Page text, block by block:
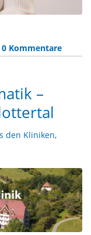
0 Kommentare
–
den Kliniken,